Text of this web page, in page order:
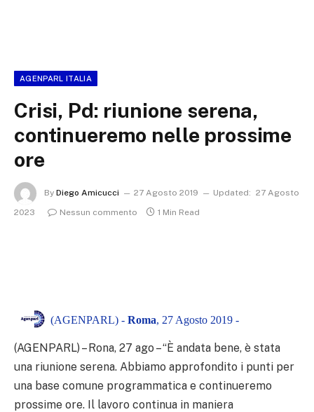
AGENPARL ITALIA
Crisi, Pd: riunione serena,
continueremo nelle prossime
ore
By Diego Amicucci 27 Agosto 2019 Updated: 27 Agosto
2023
Nessun commento 1 Min Read
(AGENPARL) - Roma, 27 Agosto 2019 -
(AGENPARL) – Rona, 27 ago – “È andata bene, è stata
una riunione serena. Abbiamo approfondito i punti per
una base comune programmatica e continueremo
prossime ore. Il lavoro continua in maniera